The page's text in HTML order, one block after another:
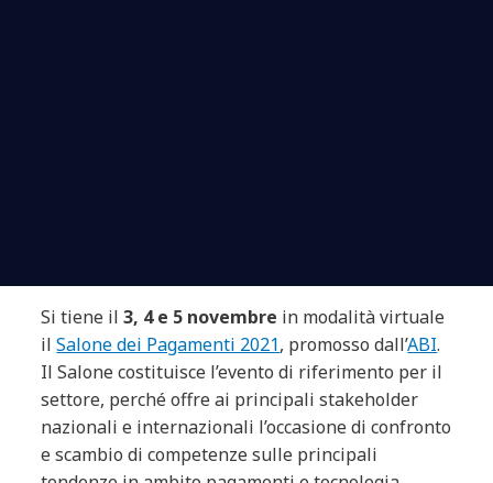
Si tiene il3, 4 e 5 novembre in modalità virtuale
ilSalone dei Pagamenti 2021, promosso dall’ABI.
Il Salone costituisce l’evento di riferimento per il
settore, perché offre ai principali stakeholder
nazionali e internazionali l’occasione di confronto
e scambio di competenze sulle principali